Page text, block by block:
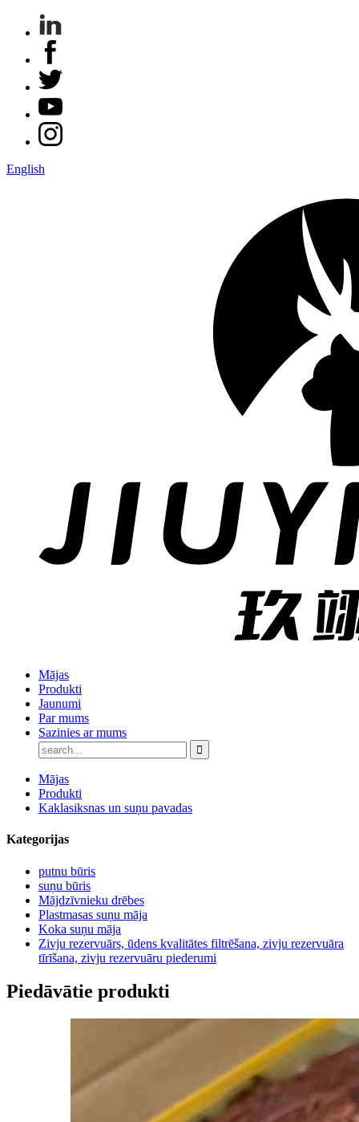
English
Mājas
Produkti
Jaunumi
Par mums
Sazinies ar mums
Mājas
Produkti
Kaklasiksnas un suņu pavadas
Kategorijas
putnu būris
suņu būris
Mājdzīvnieku drēbes
Plastmasas suņu māja
Koka suņu māja
Zivju rezervuārs, ūdens kvalitātes filtrēšana, zivju rezervuāra
tīrīšana, zivju rezervuāru piederumi
Piedāvātie produkti